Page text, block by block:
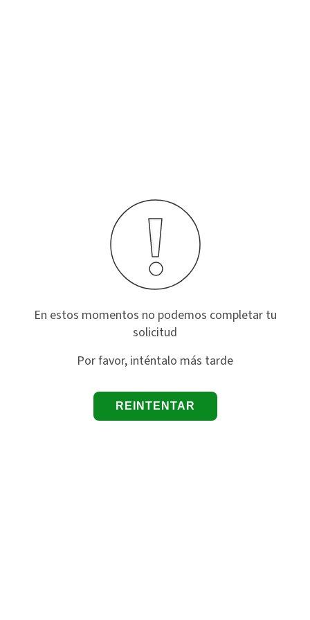
En estos momentos no podemos completar tu
solicitud
Por favor, inténtalo más tarde
REINTENTAR